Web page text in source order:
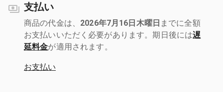
支払い
商品の代金は、 2026年7月16日木曜日 までに全額
お支払いいただく必要があります。期日後には遅
延料金が適用されます。
お支払い